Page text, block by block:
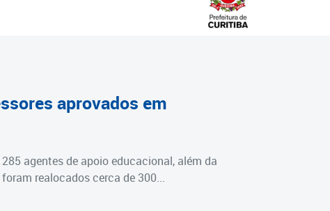
aprovados em
agentes de apoio educacional, além da
realocados cerca de 300...